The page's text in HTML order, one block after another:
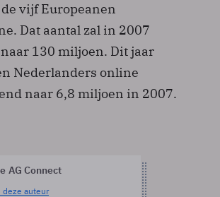
vijf Europeanen
Dat aantal zal in 2007
130 miljoen. Dit jaar
Nederlanders online
naar 6,8 miljoen in 2007.
AG Connect
deze auteur